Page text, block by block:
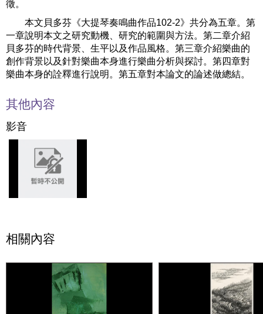
徵。
本文貝多芬《大提琴奏鳴曲作品102-2》共分為五章。第
一章說明本文之研究動機、研究的範圍與方法。第二章介紹
貝多芬的時代背景、生平以及作品風格。第三章介紹樂曲的
創作背景以及針對樂曲本身進行樂曲分析與探討。第四章對
樂曲本身的詮釋進行說明。第五章對本論文的論述做總結。
其他內容
影音
相關內容